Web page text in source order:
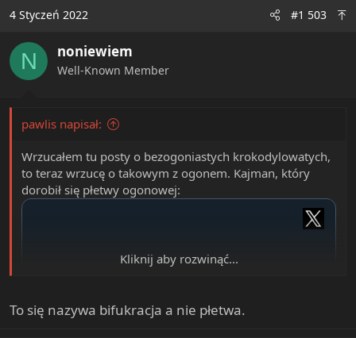
t
o
n
s
4 Styczeń 2022 #1 503
N noniewiem
Well-Known Member
pawlis napisał:
Wrzucałem tu posty o bezogoniastych krokodylowatych,
to teraz wrzucę o takowym z ogonem. Kajman, który
dorobił się płetwy ogonowej:
Kliknij aby rozwinąć...
To się nazywa bifukracja a nie płetwa.